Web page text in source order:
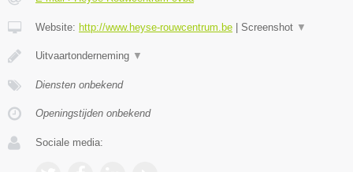
Website: http://www.heyse-rouwcentrum.be | Screenshot ▼
Uitvaartonderneming ▼
Diensten onbekend
Openingstijden onbekend
Sociale media: